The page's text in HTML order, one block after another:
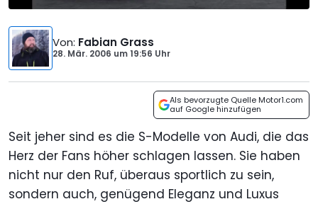
Von: Fabian Grass
28. Mär. 2006 um19:56 Uhr
Als bevorzugte Quelle Motor1.com
auf Google hinzufügen
Seit jeher sind es die S-Modelle von Audi, die das
Herz der Fans höher schlagen lassen. Sie haben
nicht nur den Ruf, überaus sportlich zu sein,
sondern auch, genügend Eleganz und Luxus